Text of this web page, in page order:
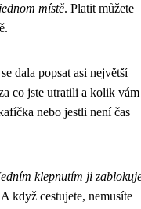
místě. Platit můžete
dala popsat asi největší
co jste utratili a kolik vám
nebo jestli není čas
klepnutím ji
když cestujete, nemusíte